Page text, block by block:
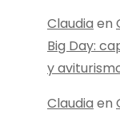
Claudia en
Big Day:
y
Claudia en